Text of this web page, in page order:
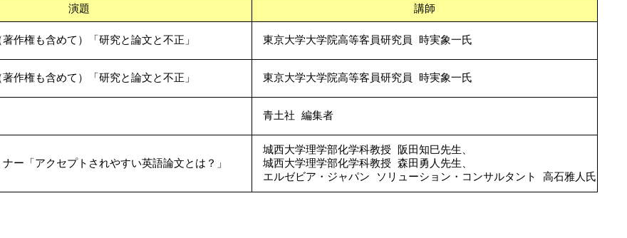
演題 講師
作権も含めて）「研究と論文と不正」 東京大学大学院高等客員研究員 時実象一氏
作権も含めて）「研究と論文と不正」 東京大学大学院高等客員研究員 時実象一氏
青土社 編集者
ー「アクセプトされやすい英語論文とは？」
城西大学理学部化学科教授 阪田知巳先生、
城西大学理学部化学科教授 森田勇人先生、
エルゼビア・ジャパン ソリューション・コンサルタント 高石雅人氏